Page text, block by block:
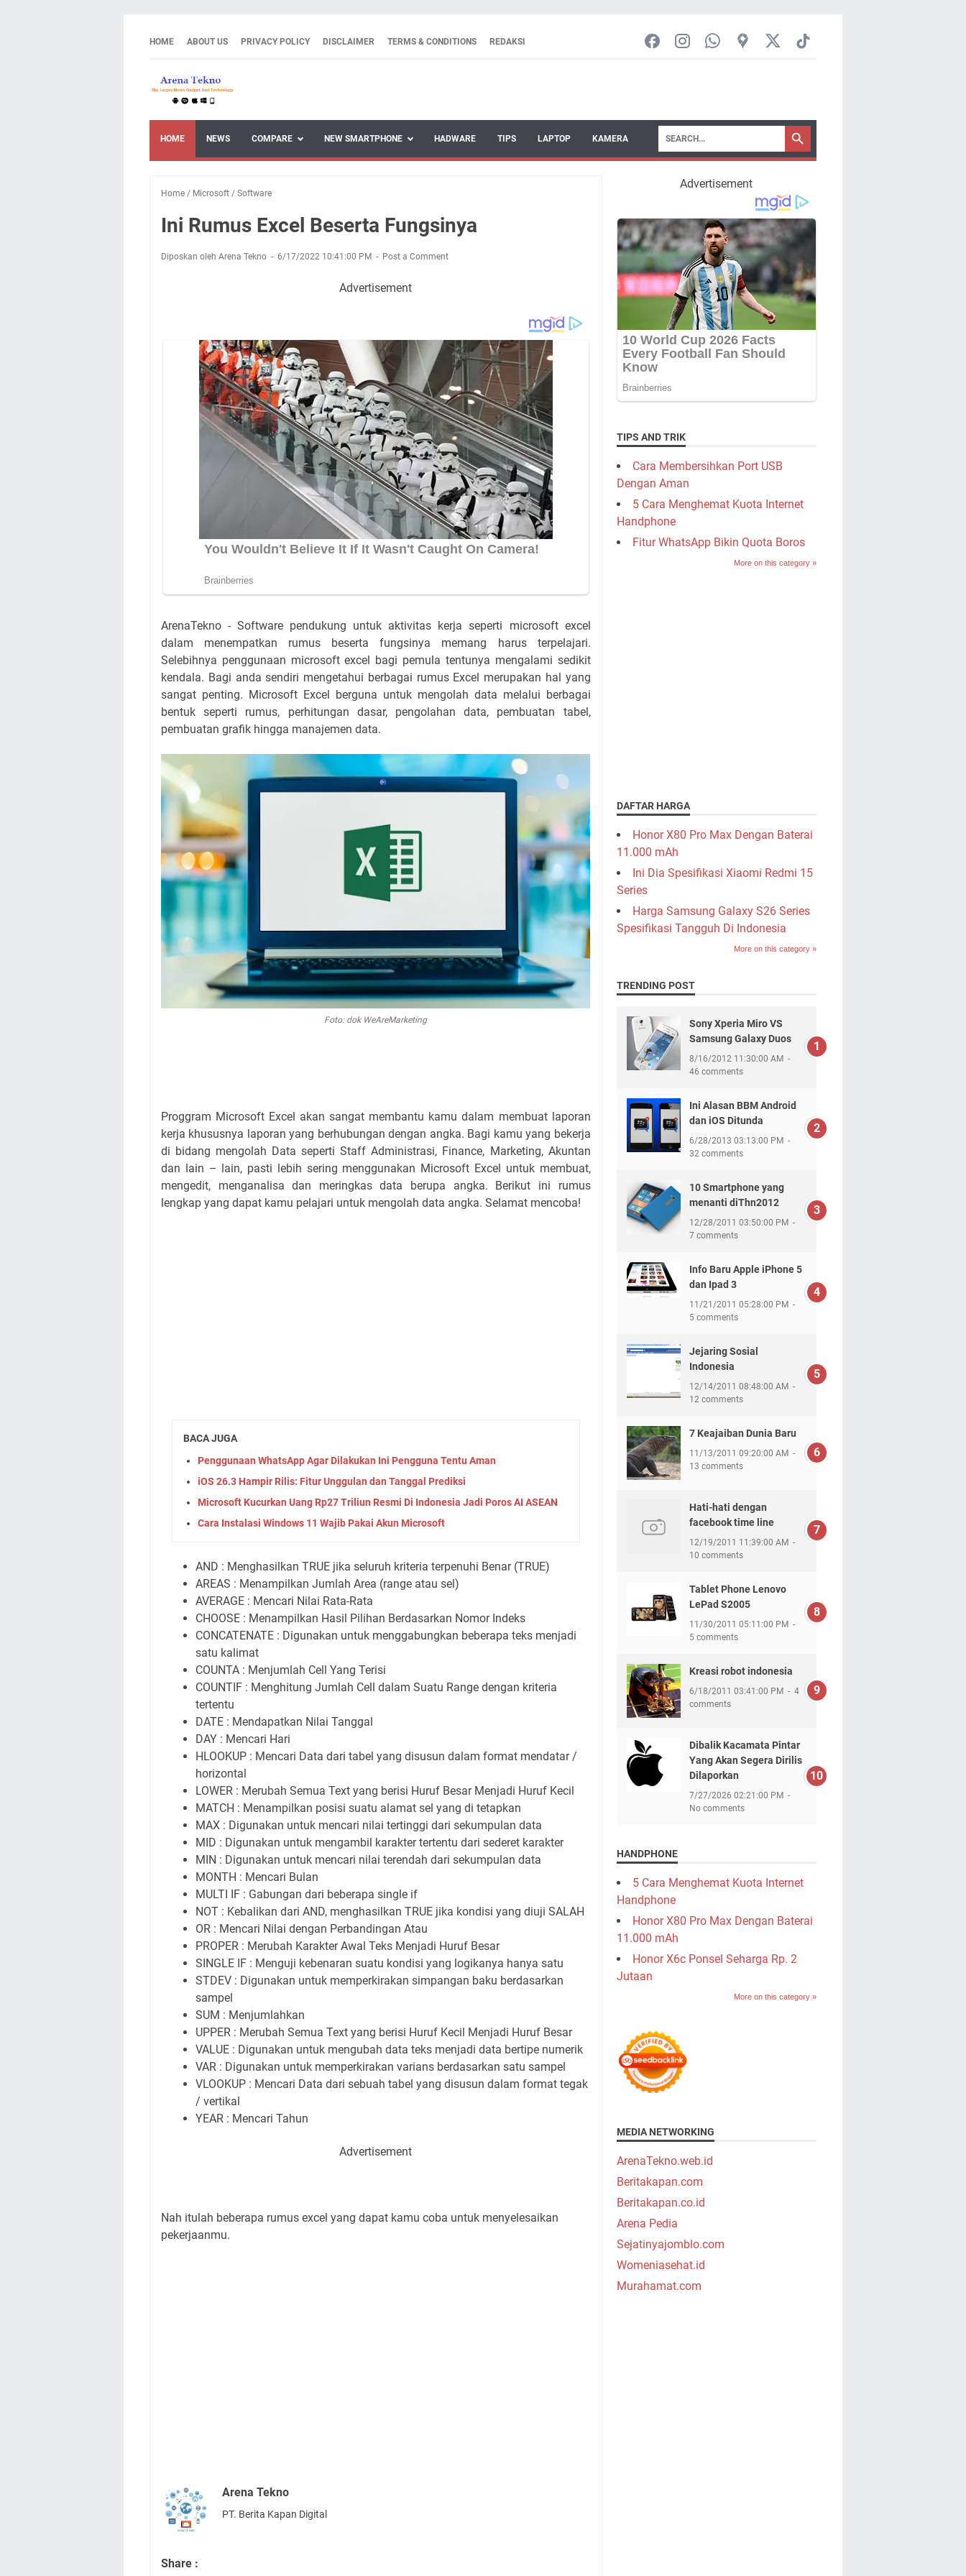
HOME ABOUT US PRIVACY POLICY DISCLAIMER TERMS & CONDITIONS REDAKSI
HOME NEWS COMPARE NEW SMARTPHONE HADWARE TIPS LAPTOP KAMERA
Home / Microsoft / Software
Ini Rumus Excel Beserta Fungsinya
Diposkan oleh Arena Tekno 6/17/2022 10:41:00 PM Post a Comment
Advertisement
ArenaTekno - Software pendukung untuk aktivitas kerja seperti microsoft excel
dalam menempatkan rumus beserta fungsinya memang harus terpelajari.
Selebihnya penggunaan microsoft excel bagi pemula tentunya mengalami sedikit
kendala. Bagi anda sendiri mengetahui berbagai rumus Excel merupakan hal yang
sangat penting. Microsoft Excel berguna untuk mengolah data melalui berbagai
bentuk seperti rumus, perhitungan dasar, pengolahan data, pembuatan tabel,
pembuatan grafik hingga manajemen data.
Foto: dok WeAreMarketing
Proggram Microsoft Excel akan sangat membantu kamu dalam membuat laporan
kerja khususnya laporan yang berhubungan dengan angka. Bagi kamu yang bekerja
di bidang mengolah Data seperti Staff Administrasi, Finance, Marketing, Akuntan
dan lain – lain, pasti lebih sering menggunakan Microsoft Excel untuk membuat,
mengedit, menganalisa dan meringkas data berupa angka. Berikut ini rumus
lengkap yang dapat kamu pelajari untuk mengolah data angka. Selamat mencoba!
BACA JUGA
Penggunaan WhatsApp Agar Dilakukan Ini Pengguna Tentu Aman
iOS 26.3 Hampir Rilis: Fitur Unggulan dan Tanggal Prediksi
Microsoft Kucurkan Uang Rp27 Triliun Resmi Di Indonesia Jadi Poros AI ASEAN
Cara Instalasi Windows 11 Wajib Pakai Akun Microsoft
AND : Menghasilkan TRUE jika seluruh kriteria terpenuhi Benar (TRUE)
AREAS : Menampilkan Jumlah Area (range atau sel)
AVERAGE : Mencari Nilai Rata-Rata
CHOOSE : Menampilkan Hasil Pilihan Berdasarkan Nomor Indeks
CONCATENATE : Digunakan untuk menggabungkan beberapa teks menjadi
satu kalimat
COUNTA : Menjumlah Cell Yang Terisi
COUNTIF : Menghitung Jumlah Cell dalam Suatu Range dengan kriteria
tertentu
DATE : Mendapatkan Nilai Tanggal
DAY : Mencari Hari
HLOOKUP : Mencari Data dari tabel yang disusun dalam format mendatar /
horizontal
LOWER : Merubah Semua Text yang berisi Huruf Besar Menjadi Huruf Kecil
MATCH : Menampilkan posisi suatu alamat sel yang di tetapkan
MAX : Digunakan untuk mencari nilai tertinggi dari sekumpulan data
MID : Digunakan untuk mengambil karakter tertentu dari sederet karakter
MIN : Digunakan untuk mencari nilai terendah dari sekumpulan data
MONTH : Mencari Bulan
MULTI IF : Gabungan dari beberapa single if
NOT : Kebalikan dari AND, menghasilkan TRUE jika kondisi yang diuji SALAH
OR : Mencari Nilai dengan Perbandingan Atau
PROPER : Merubah Karakter Awal Teks Menjadi Huruf Besar
SINGLE IF : Menguji kebenaran suatu kondisi yang logikanya hanya satu
STDEV : Digunakan untuk memperkirakan simpangan baku berdasarkan
sampel
SUM : Menjumlahkan
UPPER : Merubah Semua Text yang berisi Huruf Kecil Menjadi Huruf Besar
VALUE : Digunakan untuk mengubah data teks menjadi data bertipe numerik
VAR : Digunakan untuk memperkirakan varians berdasarkan satu sampel
VLOOKUP : Mencari Data dari sebuah tabel yang disusun dalam format tegak
/ vertikal
YEAR : Mencari Tahun
Advertisement
Nah itulah beberapa rumus excel yang dapat kamu coba untuk menyelesaikan
pekerjaanmu.
Arena Tekno
PT. Berita Kapan Digital
Share :
Advertisement
TIPS AND TRIK
Cara Membersihkan Port USB
Dengan Aman
5 Cara Menghemat Kuota Internet
Handphone
Fitur WhatsApp Bikin Quota Boros
More on this category »
DAFTAR HARGA
Honor X80 Pro Max Dengan Baterai
11.000 mAh
Ini Dia Spesifikasi Xiaomi Redmi 15
Series
Harga Samsung Galaxy S26 Series
Spesifikasi Tangguh Di Indonesia
More on this category »
TRENDING POST
Sony Xperia Miro VS
Samsung Galaxy Duos
8/16/2012 11:30:00 AM
46 comments
Ini Alasan BBM Android
dan iOS Ditunda
6/28/2013 03:13:00 PM
32 comments
10 Smartphone yang
menanti diThn2012
12/28/2011 03:50:00 PM
7 comments
Info Baru Apple iPhone 5
dan Ipad 3
11/21/2011 05:28:00 PM
5 comments
Jejaring Sosial
Indonesia
12/14/2011 08:48:00 AM
12 comments
7 Keajaiban Dunia Baru
11/13/2011 09:20:00 AM
13 comments
Hati-hati dengan
facebook time line
12/19/2011 11:39:00 AM
10 comments
Tablet Phone Lenovo
LePad S2005
11/30/2011 05:11:00 PM
5 comments
Kreasi robot indonesia
6/18/2011 03:41:00 PM
4
comments
Dibalik Kacamata Pintar
Yang Akan Segera Dirilis
Dilaporkan
7/27/2026 02:21:00 PM
No comments
HANDPHONE
5 Cara Menghemat Kuota Internet
Handphone
Honor X80 Pro Max Dengan Baterai
11.000 mAh
Honor X6c Ponsel Seharga Rp. 2
Jutaan
More on this category »
MEDIA NETWORKING
ArenaTekno.web.id
Beritakapan.com
Beritakapan.co.id
Arena Pedia
Sejatinyajomblo.com
Womeniasehat.id
Murahamat.com